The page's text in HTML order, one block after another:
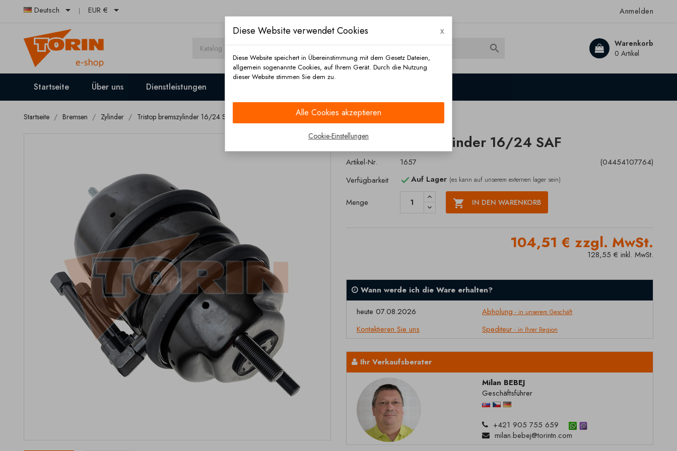
Deutsch  EUR €  Anmelden
Warenkorb
0 Artikel

Startseite Über uns Dienstleistungen
Startseite Bremsen Zylinder Tristop bremszylinder 16/24 SAF
Tristop bremszylinder 16/24 SAF
Artikel-Nr. 1657
(04454107764)
Verfügbarkeit
Auf Lager (es kann auf unserem externen lager sein)
Menge  IN DEN WARENKORB
104,51 € zzgl. MwSt.
128,55 € inkl. MwSt.
Wann werde ich die Ware erhalten?
heute 07.08.2026
Abholung - in unserem Geschäft
Kontaktieren Sie uns Spediteur - in Ihrer Region
Ihr Verkaufsberater
Milan BEBEJ
Geschäftsführer
+421 905 755 659
milan.bebej@torintn.com
Diese Website verwendet Cookies x
Diese Website speichert in Übereinstimmung mit dem Gesetz Dateien,
allgemein sogenannte Cookies, auf Ihrem Gerät. Durch die Nutzung
dieser Website stimmen Sie dem zu.
Alle Cookies akzeptieren
Cookie-Einstellungen